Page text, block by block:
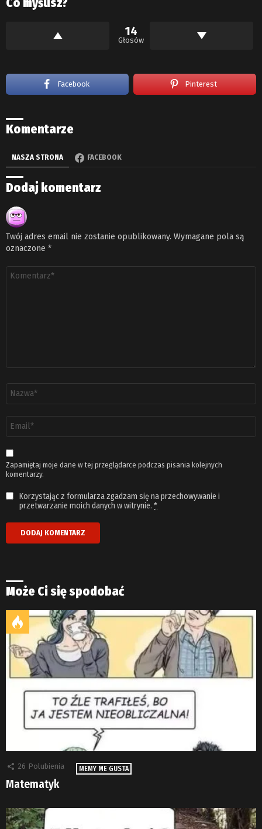
14
Głosów
Facebook Pinterest
Komentarze
NASZA STRONA FACEBOOK
Dodaj komentarz
Twój adres email nie zostanie opublikowany. Wymagane pola są
oznaczone *
email
*
Zapamiętaj moje dane w tej przeglądarce podczas pisania kolejnych
komentarzy.
Korzystając z formularza zgadzam się na przechowywanie i
przetwarzanie moich danych w witrynie. *
Może Ci się spodobać
26 Polubienia MEMY ME GUSTA
Matematyk